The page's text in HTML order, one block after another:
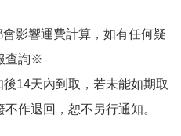
影響運費計算，如有任何疑
查詢※
14天內到取，若未能如期取
作退回，恕不另行通知。